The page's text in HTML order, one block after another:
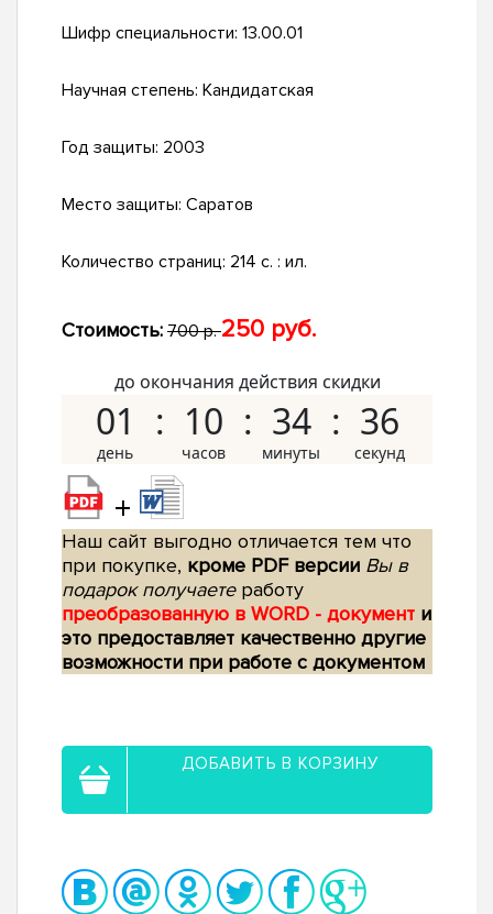
Шифр специальности: 13.00.01
Научная степень: Кандидатская
Год защиты: 2003
Место защиты: Саратов
Количество страниц: 214 с. : ил.
Стоимость: 700 р.250 руб.
до окончания действия скидки
01 10 34 35
+
Наш сайт выгодно отличается тем что
при покупке, кроме PDF версии Вы в
подарок получаетеработу
преобразованную в WORD - документ и
это предоставляет качественно другие
возможности при работе с документом
ДОБАВИТЬ В КОРЗИНУ